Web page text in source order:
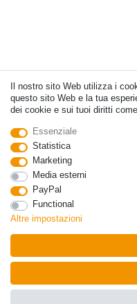
Il nostro sito Web utilizza i
questo sito Web e la tua
dei cookie e sui tuoi diritti
Essenziale
Statistica
Marketing
Media esterni
PayPal
Functional
Altre impostazioni